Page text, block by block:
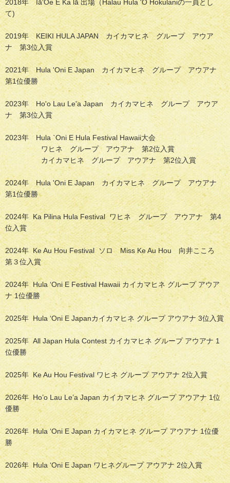
2018年 IāʻOe E Ka lā 出場（Halau Hula 'O Hokulaniの一員とし
て)
2019年 KEIKI HULA JAPAN カイカマヒネ グループ アウア
ナ 第3位入賞
2021年 Hula 'Oni E Japan カイカマヒネ グループ アウアナ
第1位優勝
2023年 Ho'o Lau Le'a Japan カイカマヒネ グループ アウア
ナ 第3位入賞
2023年 Hula `Oni E Hula Festival Hawaii大会
ワヒネ グループ アウアナ 第2位入賞
カイカマヒネ グループ アウアナ 第2位入賞
2024年 Hula 'Oni E Japan カイカマヒネ グループ アウアナ
第1位優勝
2024年 Ka Pilina Hula Festival ワヒネ グループ アウアナ 第4
位入賞
2024年Ke Au Hou FestivalソロMiss Ke Au Hou 向井こころ
第３位入賞
2024年 Hula ‘Oni E Festival Hawaii カイカマヒネ グループ アウア
ナ 1位優勝
2025年 Hula ‘Oni E Japanカイカマヒネ グループ アウアナ 3位入賞
2025年 All Japan Hula Contest カイカマヒネ グループ アウアナ 1
位優勝
2025年 Ke Au Hou Festival ワヒネ グループ アウアナ 2位入賞
2026年 Ho’o Lau Le’a Japan カイカマヒネ グループ アウアナ 1位
優勝
2026年 Hula ‘Oni E Japan カイカマヒネ グループ アウアナ 1位優
勝
2026年 Hula ‘Oni E Japan ワヒネグループ アウアナ 2位入賞